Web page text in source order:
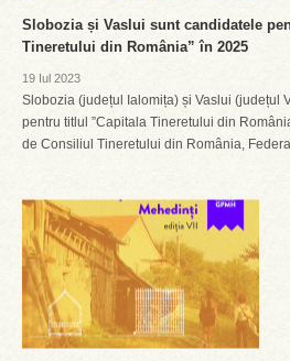
Slobozia și Vaslui sunt candidatele
Tineretului din România” în 2025
19 Iul 2023
Slobozia (județul Ialomița) și Vaslui (județul
pentru titlul ”Capitala Tineretului din
de Consiliul Tineretului din România,